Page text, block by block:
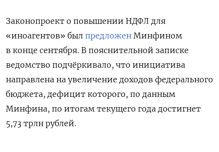
Законопроект о повышении НДФЛ для
«иноагентов» был предложен Минфином
в конце сентября. В пояснительной записке
ведомство подчёркивало, что инициатива
направлена на увеличение доходов федерального
бюджета, дефицит которого, по данным
Минфина, по итогам текущего года достигнет
5,73 трлн рублей.